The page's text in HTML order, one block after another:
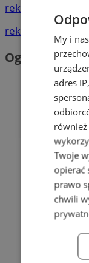
reklama
reklama
Ogłoszenia
My i
adres
Twoje
opierać
prawo
chwili